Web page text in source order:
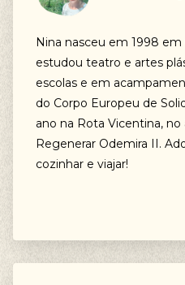
Nina nasceu em 1998 em
estudou teatro e artes
escolas e em
do Corpo Europeu de
ano na Rota Vicentina,
Regenerar Odemira II.
cozinhar e viajar!